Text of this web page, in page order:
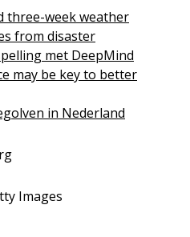
three-week weather
from disaster
met DeepMind
may be key to better
in Nederland
Images